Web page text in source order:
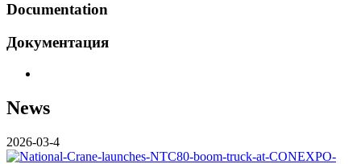
Documentation
Документация
News
2026-03-4